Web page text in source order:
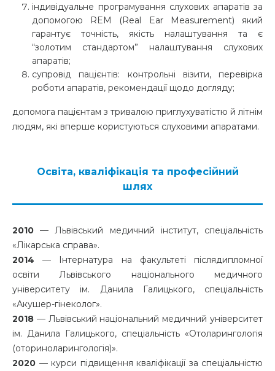
індивідуальне програмування слухових апаратів за
допомогою REM (Real Ear Measurement) який
гарантує точність, якість налаштування та є
“золотим стандартом” налаштування слухових
апаратів;
супровід пацієнтів: контрольні візити, перевірка
роботи апаратів, рекомендації щодо догляду;
допомога пацієнтам з тривалою приглухуватістю й літнім
людям, які вперше користуються слуховими апаратами.
Освіта, кваліфікація та професійний
шлях
2010 — Львівський медичний інститут, спеціальність
«Лікарська справа».
2014 — Інтернатура на факультеті післядипломної
освіти Львівського національного медичного
університету ім. Данила Галицького, спеціальність
«Акушер-гінеколог».
2018 — Львівський національний медичний університет
ім. Данила Галицького, спеціальність «Отоларингологія
(оториноларингологія)».
2020 — курси підвищення кваліфікації за спеціальністю